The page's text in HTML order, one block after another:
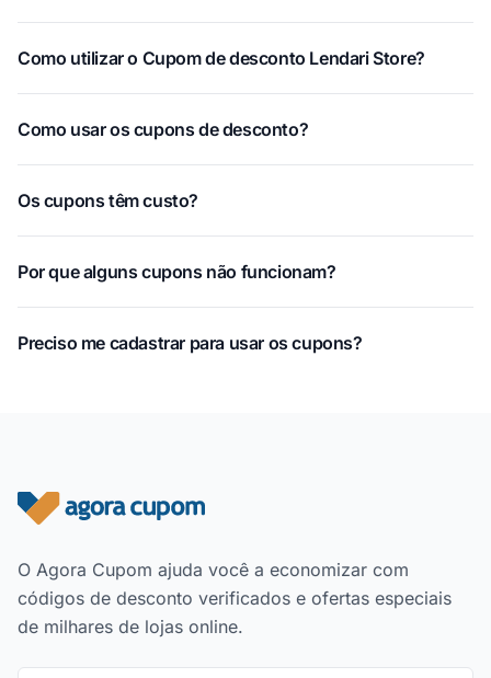
Como utilizar o Cupom de desconto Lendari Store?
Como usar os cupons de desconto?
Os cupons têm custo?
Por que alguns cupons não funcionam?
Preciso me cadastrar para usar os cupons?
Rodapé do site
O Agora Cupom ajuda você a economizar com
códigos de desconto verificados e ofertas especiais
de milhares de lojas online.